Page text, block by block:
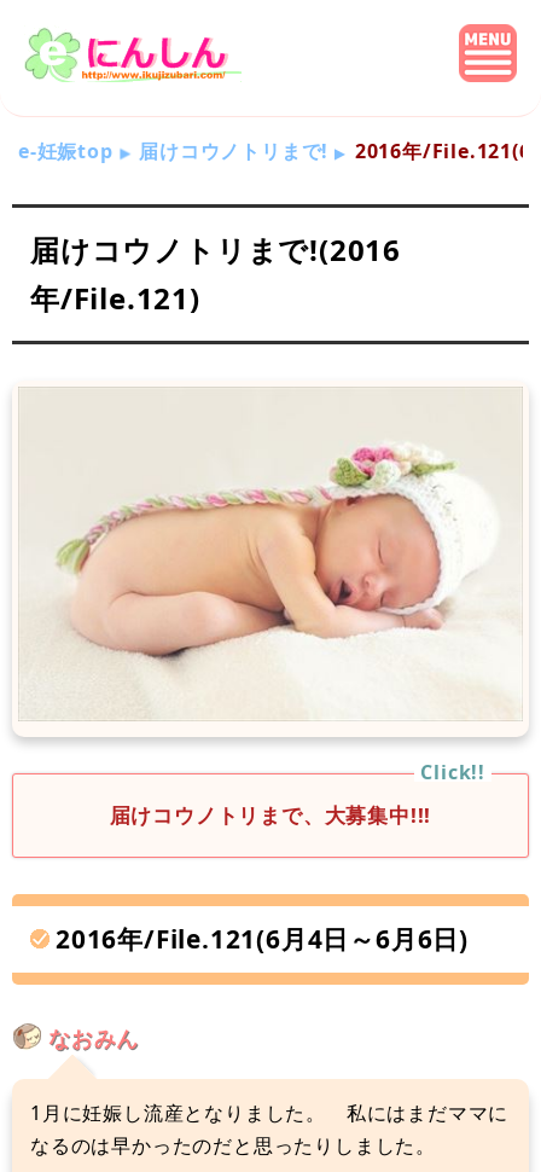
e-妊娠top 届けコウノトリまで! 2016年/File.121(6
届けコウノトリまで!(2016
年/File.121)
届けコウノトリまで、大募集中!!!
2016年/File.121(6月4日～6月6日)
なおみん
1月に妊娠し流産となりました。 私にはまだママに
なるのは早かったのだと思ったりしました。